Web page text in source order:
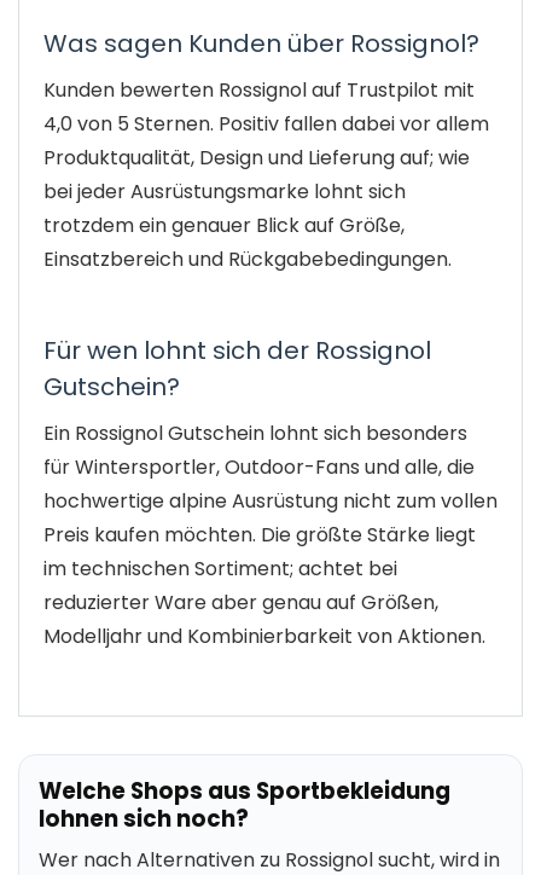
Was sagen Kunden über Rossignol?
Kunden bewerten Rossignol auf Trustpilot mit
4,0 von 5 Sternen. Positiv fallen dabei vor allem
Produktqualität, Design und Lieferung auf; wie
bei jeder Ausrüstungsmarke lohnt sich
trotzdem ein genauer Blick auf Größe,
Einsatzbereich und Rückgabebedingungen.
Für wen lohnt sich der Rossignol
Gutschein?
Ein Rossignol Gutschein lohnt sich besonders
für Wintersportler, Outdoor-Fans und alle, die
hochwertige alpine Ausrüstung nicht zum vollen
Preis kaufen möchten. Die größte Stärke liegt
im technischen Sortiment; achtet bei
reduzierter Ware aber genau auf Größen,
Modelljahr und Kombinierbarkeit von Aktionen.
Welche Shops aus Sportbekleidung
lohnen sich noch?
Wer nach Alternativen zu Rossignol sucht, wird in